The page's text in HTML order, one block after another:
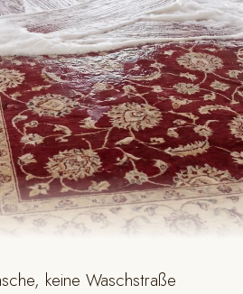
keine Waschstraße